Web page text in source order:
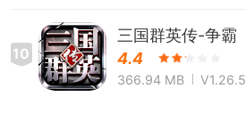
10
三国群英传-争霸
4.4
366.94 MB V1.26.5